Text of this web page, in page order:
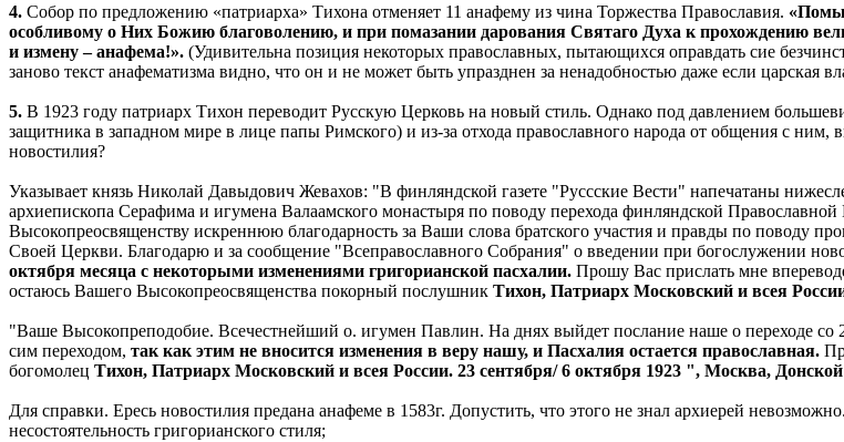
4. Собор по предложению «патриарха» Тихона отменяет 11 анафему из чина Торжества Православия.
особливому о Них Божию благоволению, и при помазании дарования Святаго Духа к прохождению
и измену – анафема!». (Удивительна позиция некоторых православных, пытающихся оправдать сие
заново текст анафематизма видно, что он и не может быть упразднен за ненадобностью даже если царская
5. В 1923 году патриарх Тихон переводит Русскую Церковь на новый стиль. Однако под давлением
защитника в западном мире в лице папы Римского) и из-за отхода православного народа от общения с
новостилия?
Указывает князь Николай Давыдович Жевахов: "В финляндской газете "Руссские Вести" напечатаны
архиепископа Серафима и игумена Валаамского монастыря по поводу перехода финляндской
Высокопреосвященству искреннюю благодарность за Ваши слова братского участия и правды по поводу
Своей Церкви. Благодарю и за сообщение "Всеправославного Собрания" о введении при богослужении
октября месяца с некоторыми изменениями григорианской пасхалии. Прошу Вас прислать мне
остаюсь Вашего Высокопреосвященства покорный послушник Тихон, Патриарх Московский и всея
"Ваше Высокопреподобие. Всечестнейший о. игумен Павлин. На днях выйдет послание наше о переходе
сим переходом, так как этим не вносится изменения в веру нашу, и Пасхалия остается православная.
богомолец Тихон, Патриарх Московский и всея России. 23 сентября/ 6 октября 1923 ", Москва,
Для справки. Ересь новостилия предана анафеме в 1583г. Допустить, что этого не знал архиерей
несостоятельность григорианского стиля;